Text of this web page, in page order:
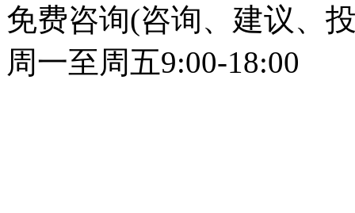
免费咨询(咨询、建议、
周一至周五9:00-18:00